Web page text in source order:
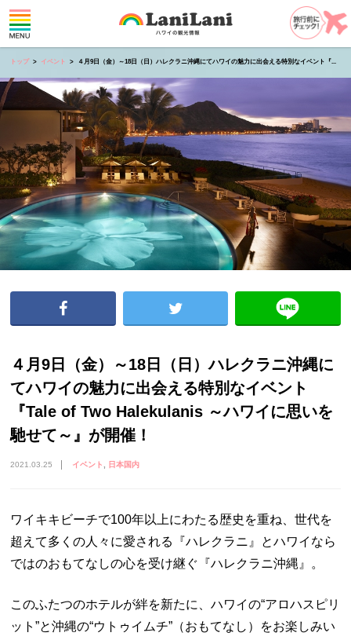
トップ イベント ４月9日（金）～18日（日）ハレクラニ沖縄にてハワイの魅力に出会える特別なイベント『...
４月9日（金）～18日（日）ハレクラニ沖縄に
てハワイの魅力に出会える特別なイベント
『Tale of Two Halekulanis ～ハワイに思いを
馳せて～』が開催！
2021.03.25 イベント 日本国内
ワイキキビーチで100年以上にわたる歴史を重ね、世代を
超えて多くの人々に愛される『ハレクラニ』とハワイなら
ではのおもてなしの心を受け継ぐ『ハレクラニ沖縄』。
このふたつのホテルが絆を新たに、ハワイの“アロハスピリ
ット”と沖縄の“ウトゥイムチ”（おもてなし）をお楽しみい